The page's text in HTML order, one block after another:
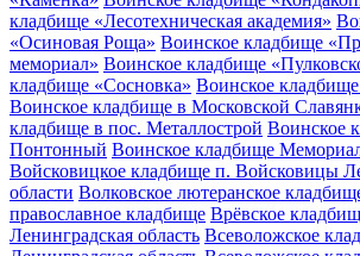
кладбище «Лесотехническая академия»
«Осиновая Роща» Воинское кладбище
мемориал» Воинское кладбище
кладбище «Сосновка» Воинское
Воинское кладбище в Московской
кладбище в пос. Металлострой Воинское
Понтонный Воинское кладбище
Войсковицкое кладбище п. Войсковицы
области Волковское лютеранское
православное кладбище Врёвское
Ленинградская область Всеволожское